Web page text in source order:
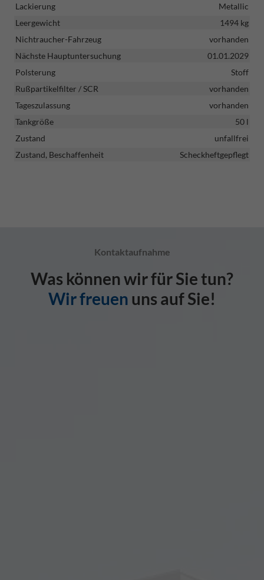
Lackierung
Metallic
Leergewicht
1494 kg
Nichtraucher-Fahrzeug
vorhanden
Nächste Hauptuntersuchung
01.01.2029
Polsterung
Stoff
Rußpartikelfilter / SCR
vorhanden
Tageszulassung
vorhanden
Tankgröße
50 l
Zustand
unfallfrei
Zustand, Beschaffenheit
Scheckheftgepflegt
Kontaktaufnahme
Was können wir für Sie tun?
Wir freuen uns auf Sie!